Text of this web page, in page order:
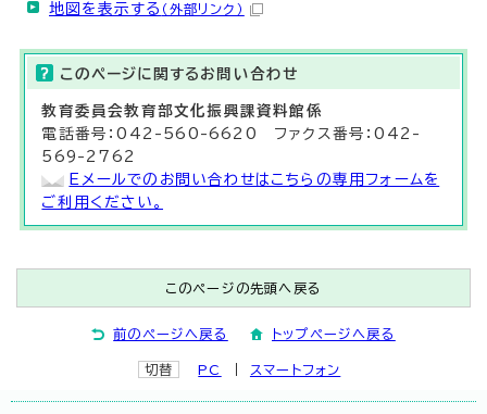
地図を表示する （外部リンク）
このページに関する お問い合わせ
教育委員会教育部文化振興課資料館係
電話番号：042-560-6620 ファクス番号：042-
569-2762
Eメールでのお問い合わせはこちらの専用フォームを
ご利用ください。
このページの先頭へ戻る
前のページへ戻る トップページへ戻る
切替 PC スマートフォン